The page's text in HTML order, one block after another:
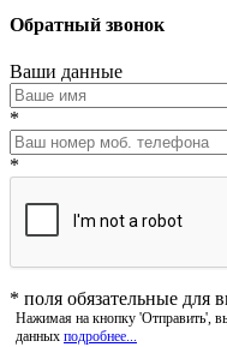
Обратный звонок
Ваши данные
*
*
* поля обязательные для
Нажимая на кнопку 'Отправить',
данных подробнее...